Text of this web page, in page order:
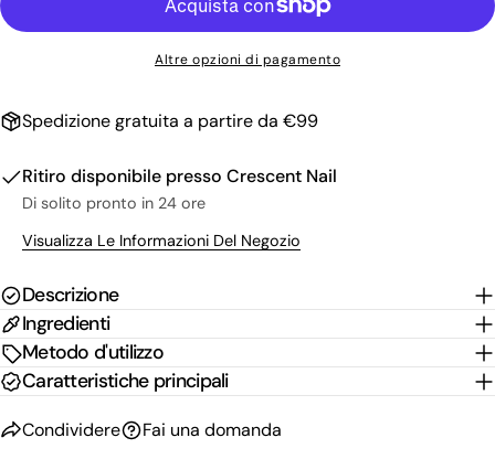
Altre opzioni di pagamento
Spedizione gratuita a partire da €99
Ritiro disponibile presso Crescent Nail
Di solito pronto in 24 ore
Visualizza Le Informazioni Del Negozio
Descrizione
Ingredienti
Metodo d'utilizzo
Caratteristiche principali
Condividere
Condividi questo prodotto
Condividi
Facebook
Condividi
X
Pin
Fai una domanda
email
tuo
I campi contrassegnati * sono obbligatori.